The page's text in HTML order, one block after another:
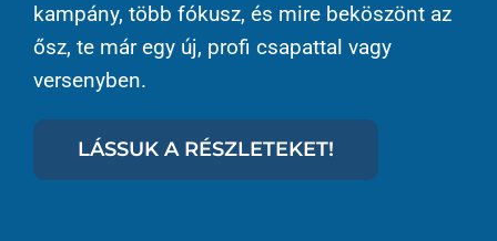
kampány, több fókusz, és mire beköszönt az
ősz, te már egy új, profi csapattal vagy
versenyben.
LÁSSUK A RÉSZLETEKET!